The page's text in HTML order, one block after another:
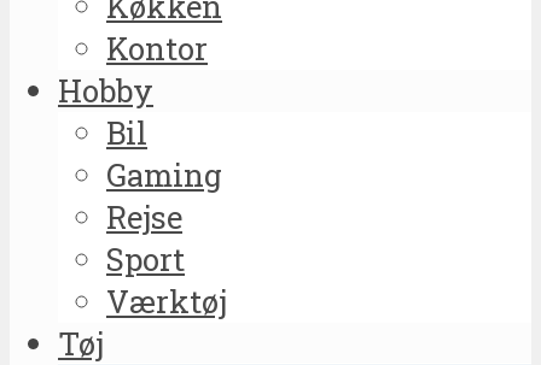
Kontor
Hobby
Bil
Gaming
Rejse
Sport
Værktøj
Tøj